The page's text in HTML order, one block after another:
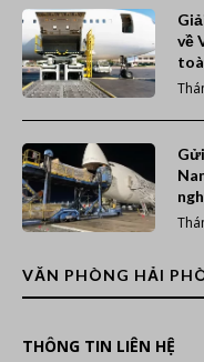
về
VĂN PHÒNG HẢI
THÔNG TIN LIÊN HỆ